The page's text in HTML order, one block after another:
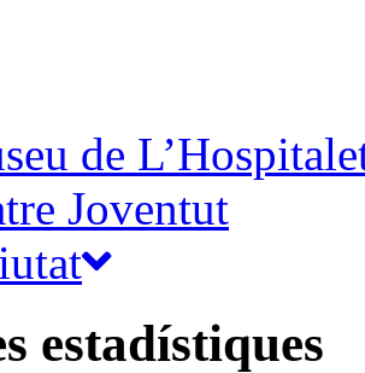
de
Joventut
estadístiques